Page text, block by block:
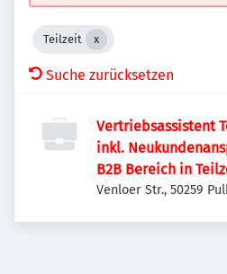
Teilzeit
Suche zurücksetzen
Vertriebsassistent
inkl.
B2B Bereich in
Venloer Str., 50259